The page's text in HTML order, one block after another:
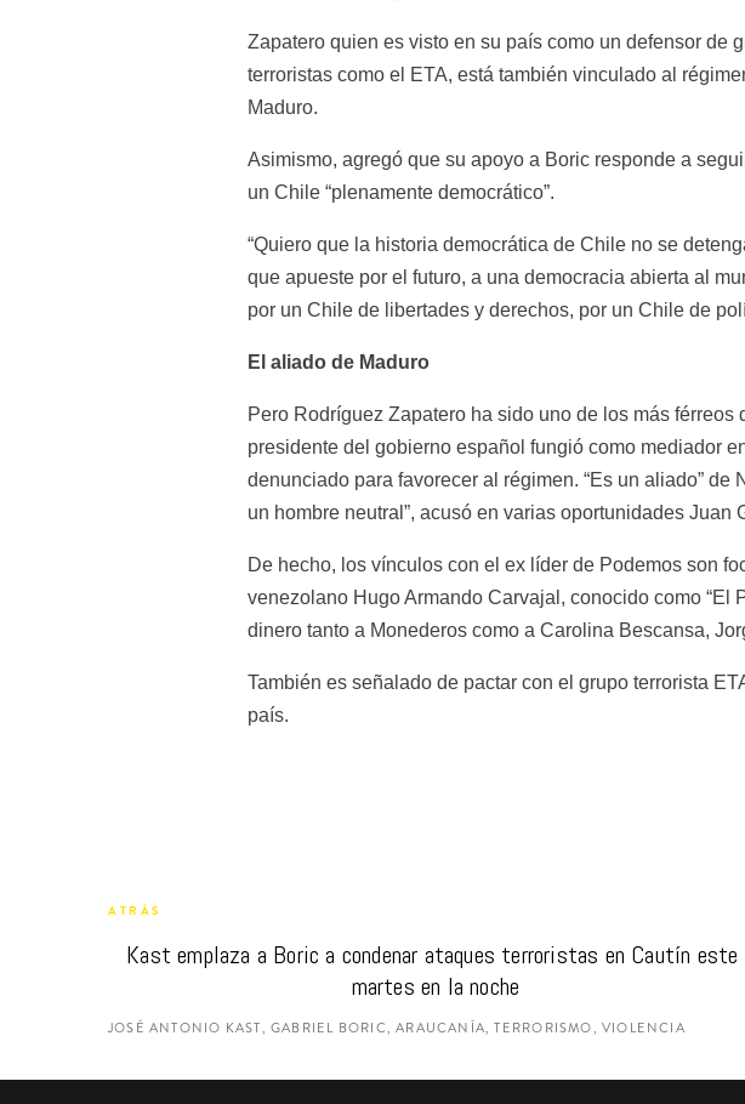
Zapatero quien es visto en su país como un defensor de
terroristas como el ETA, está también vinculado al
Maduro.
Asimismo, agregó que su apoyo a Boric responde a
un Chile “plenamente democrático”.
“Quiero que la historia democrática de Chile no se
que apueste por el futuro, a una democracia abierta al
por un Chile de libertades y derechos, por un Chile de
El aliado de Maduro
Pero Rodríguez Zapatero ha sido uno de los más
presidente del gobierno español fungió como mediador
denunciado para favorecer al régimen. “Es un aliado”
un hombre neutral”, acusó en varias oportunidades Juan
De hecho, los vínculos con el ex líder de Podemos son
venezolano Hugo Armando Carvajal, conocido como
dinero tanto a Monederos como a Carolina Bescansa,
También es señalado de pactar con el grupo terrorista
país.
ATRÁS
Kast emplaza a Boric a condenar ataques terroristas en Cautín este
martes en la noche
JOSÉ ANTONIO KAST, GABRIEL BORIC, ARAUCANÍA, TERRORISMO, VIOLENCIA